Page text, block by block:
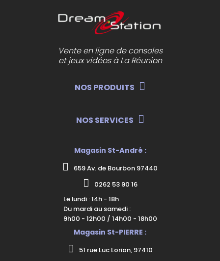
Vente en ligne de consoles
et jeux vidéos à La Réunion
NOS PRODUITS
NOS SERVICES
Magasin St-André :
659 Av. de Bourbon 97440
0262 53 90 16
Le lundi : 14h - 18h
Du mardi au samedi :
9h00 - 12h00 / 14h00 - 18h00
Magasin St-PIERRE :
51 rue Luc Lorion, 97410